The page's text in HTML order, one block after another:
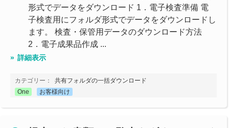
形式でデータをダウンロード 1．電子検査準備 電
子検査用にフォルダ形式でデータをダウンロードし
ます。 検査・保管用データのダウンロード方法
2．電子成果品作成 ...
詳細表示
カテゴリー：
共有フォルダの一括ダウンロード
One
お客様向け